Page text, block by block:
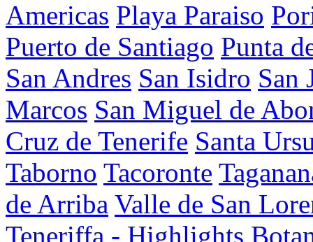
Americas Playa Paraiso
Puerto de Santiago Punta
San Andres San Isidro San
Marcos San Miguel de
Cruz de Tenerife Santa
Taborno Tacoronte
de Arriba Valle de San
Teneriffa - Highlights